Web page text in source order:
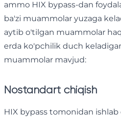
ammo HIX bypass-dan
ba'zi muammolar yuzaga
aytib o'tilgan muammolar
erda ko'pchilik duch
muammolar mavjud:
Nostandart chiqish
HIX bypass tomonidan